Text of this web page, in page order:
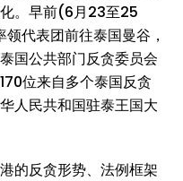
。早前(6月23至25
代表团前往泰国曼谷，
国公共部门反贪委员会
位来自多个泰国反贪
人民共和国驻泰王国大
的反贪形势、法例框架